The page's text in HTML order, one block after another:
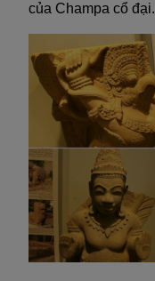
của Champa cổ đại.